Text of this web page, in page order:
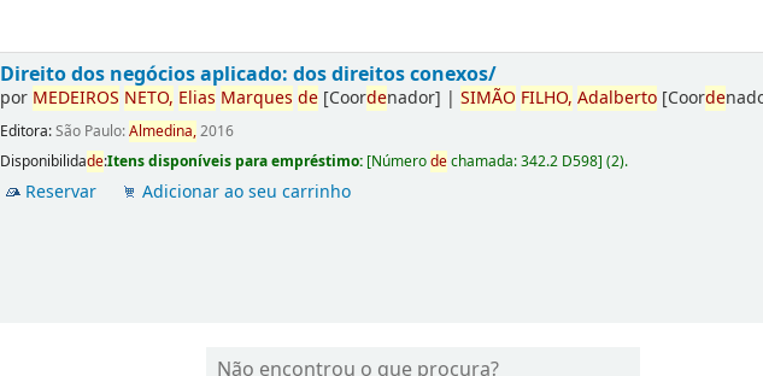
Direito dos negócios aplicado: dos direitos conexos/
por MEDEIROS NETO, Elias Marques de [Coordenador] |SIMÃO FILHO, Adalberto [Coorde
Editora:São Paulo:Almedina,2016
Disponibilidade:Itens disponíveis para empréstimo: [Númerodechamada:342.2 D598](2).
Reservar Adicionar ao seu carrinho